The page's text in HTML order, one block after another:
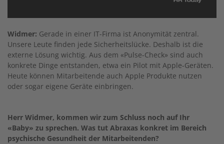
Widmer: Gerade in einer IT-Firma ist Anonymität zentral.
Unsere Leute finden jede Sicherheitslücke. Deshalb ist die
externe Lösung wichtig. Aus dem «Pulse-Check» sind auch
konkrete Dinge entstanden, etwa ein Pilot mit Apple-Geräten.
Heute können Mitarbeitende auch Apple Produkte nutzen
oder sogar eigene Geräte einbringen.
Herr Widmer, kommen wir zum Schluss noch auf Ihr
«Baby» zu sprechen. Was tut Abraxas konkret im Bereich
psychische Gesundheit der Mitarbeitenden?